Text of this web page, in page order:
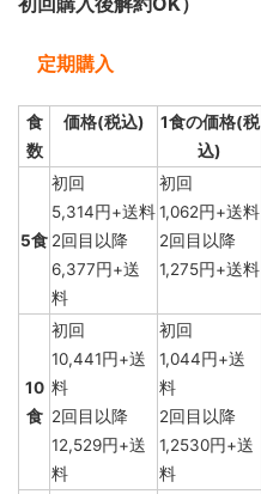
定期購入
食
数
価格(税込)
1食の価格(税
込)
5食
初回
5,314円+送料
2回目以降
6,377円+送
料
初回
1,062円+送料
2回目以降
1,275円+送料
10
食
初回
10,441円+送
料
2回目以降
12,529円+送
料
初回
1,044円+送
料
2回目以降
1,2530円+送
料